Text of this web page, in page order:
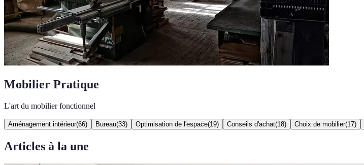
Mobilier Pratique
L'art du mobilier fonctionnel
Aménagement intérieur(66) Bureau(33) Optimisation de l'espace(19) Conseils d'achat(18) Choix de mobilier(17)
Articles à la une